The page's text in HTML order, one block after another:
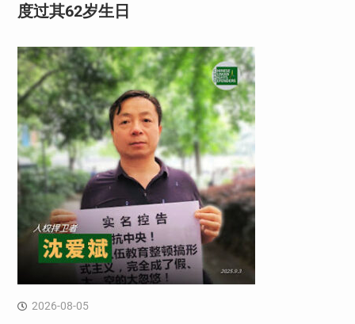
度过其62岁生日
2026-08-05